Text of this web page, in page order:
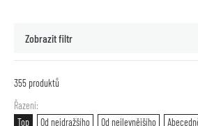
Zobrazit filtr
355 produktů
Řazení
Top
Od nejdražšího Od nejlevnějšího